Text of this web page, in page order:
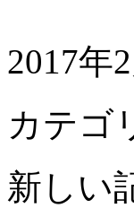
2017年
カテゴ
新しい